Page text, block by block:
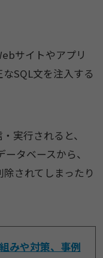
サイトやアプリ
SQL文を注入する
実行されると、
タベースから、
されてしまったり
みや対策、事例